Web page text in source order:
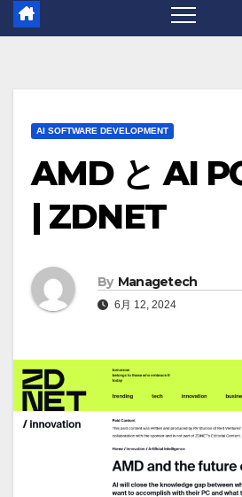
AI SOFTWARE DEVELOPMENT
AMD と AI
| ZDNET
By Managetech
6月 12, 2024